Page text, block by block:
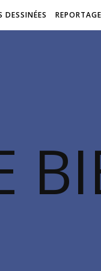
DESSINÉES